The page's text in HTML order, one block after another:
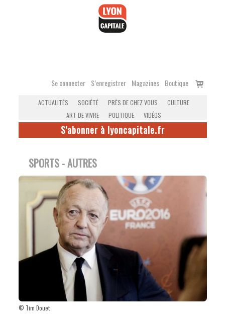
Se connecter S’enregistrer Magazines Boutique
Voir
ACTUALITÉS SOCIÉTÉ PRÈS DE CHEZ VOUS
CULTURE
ART DE VIVRE
POLITIQUE VIDÉOS
S'abonner à lyoncapitale.fr
SPORTS - AUTRES
© Tim Douet